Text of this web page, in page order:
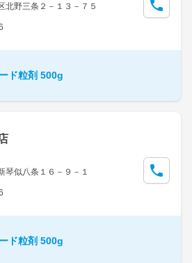
北野三条２－１３－７５
ド粒剤 500g
琴似八条１６－９－１
ド粒剤 500g